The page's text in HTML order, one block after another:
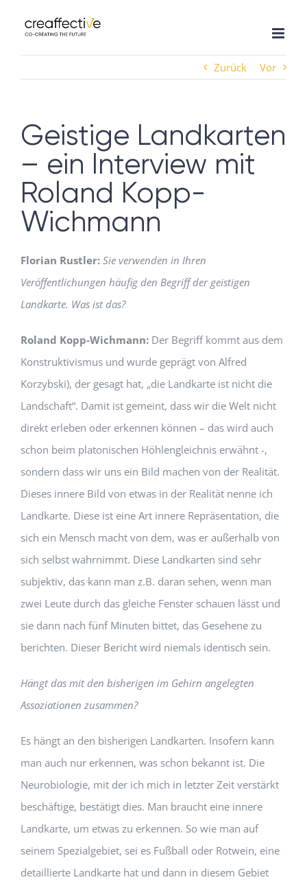
Inhalt
springen
Zurück
Vor
Geistige Landkarten
– ein Interview mit
Roland Kopp-
Wichmann
Florian Rustler: Sie verwenden in Ihren
Veröffentlichungen häufig den Begriff der geistigen
Landkarte. Was ist das?
Roland Kopp-Wichmann:Der Begriff kommt aus dem
Konstruktivismus und wurde geprägt von Alfred
Korzybski), der gesagt hat, „die Landkarte ist nicht die
Landschaft“. Damit ist gemeint, dass wir die Welt nicht
direkt erleben oder erkennen können – das wird auch
schon beim platonischen Höhlengleichnis erwähnt -,
sondern dass wir uns ein Bild machen von der Realität.
Dieses innere Bild von etwas in der Realität nenne ich
Landkarte. Diese ist eine Art innere Repräsentation, die
sich ein Mensch macht von dem, was er außerhalb von
sich selbst wahrnimmt. Diese Landkarten sind sehr
subjektiv, das kann man z.B. daran sehen, wenn man
zwei Leute durch das gleiche Fenster schauen lässt und
sie dann nach fünf Minuten bittet, das Gesehene zu
berichten. Dieser Bericht wird niemals identisch sein.
Hängt das mit den bisherigen im Gehirn angelegten
Assoziationen zusammen?
Es hängt an den bisherigen Landkarten. Insofern kann
man auch nur erkennen, was schon bekannt ist. Die
Neurobiologie, mit der ich mich in letzter Zeit verstärkt
beschäftige, bestätigt dies. Man braucht eine innere
Landkarte, um etwas zu erkennen. So wie man auf
seinem Spezialgebiet, sei es Fußball oder Rotwein, eine
detaillierte Landkarte hat und dann in diesem Gebiet